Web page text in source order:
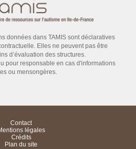
données dans TAMIS sont déclaratives
Elles ne peuvent pas être
d’évaluation des structures.
pour responsable en cas d'informations
ou mensongères.
Contact
légales
Crédits
Plan du site